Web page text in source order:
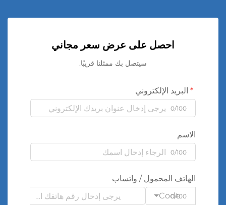
احصل على عرض سعر مجاني
سيتصل بك ممثلنا قريبًا.
البريد الإلكتروني
الهاتف المحمول / واتساب
Code